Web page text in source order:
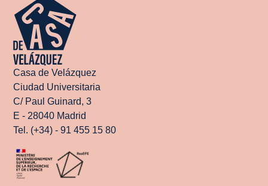
Casa de Velázquez
Ciudad Universitaria
C/ Paul Guinard, 3
E - 28040 Madrid
Tel. (+34) - 91 455 15 80